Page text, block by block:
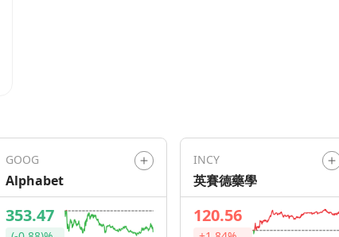
GOOG
Alphabet
353.47
INCY
英賽德藥學
120.56